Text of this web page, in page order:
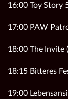
16:00 Toy Story
17:00 PAW
18:00 The Invite
18:15 Bitteres
19:00